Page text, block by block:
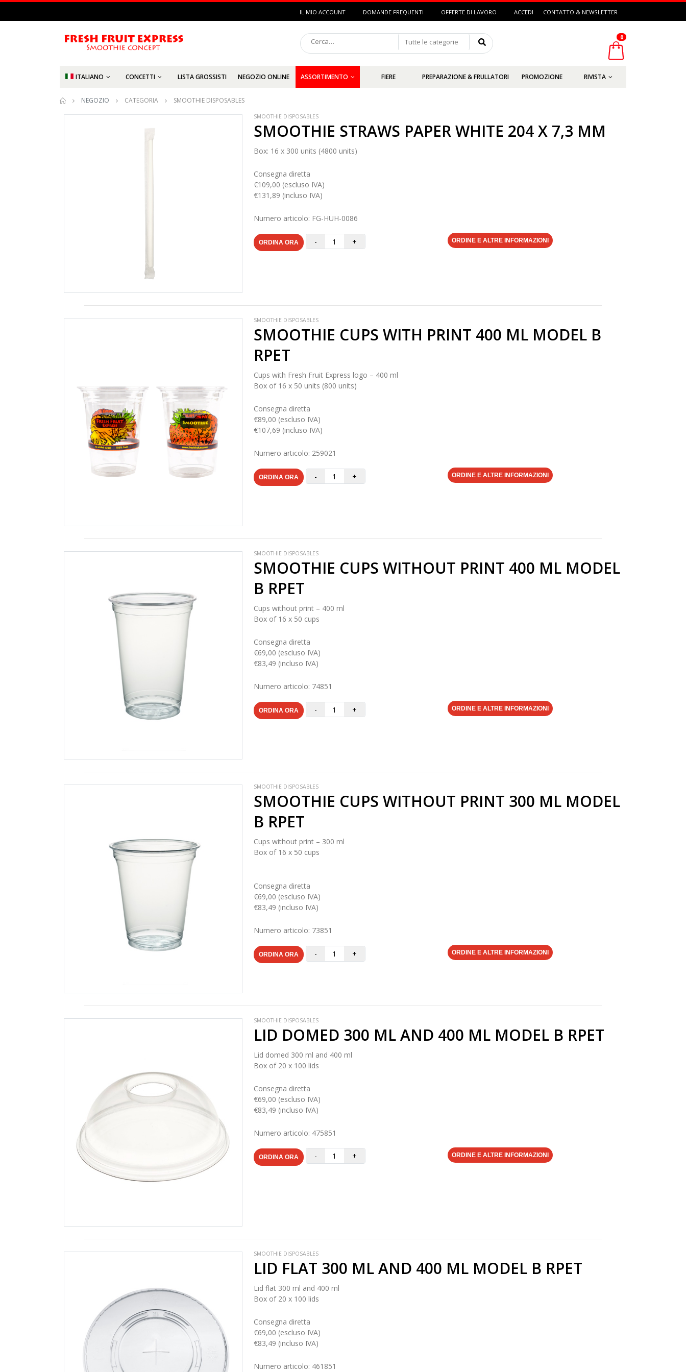
IL MIO ACCOUNT DOMANDE FREQUENTI OFFERTE DI LAVORO ACCEDI CONTATTO & NEWSLETTER
Tutte le categorie
0
ITALIANO CONCETTI LISTA GROSSISTI NEGOZIO ONLINE ASSORTIMENTO FIERE PREPARAZIONE & FRULLATORI PROMOZIONE RIVISTA
NEGOZIO CATEGORIA SMOOTHIE DISPOSABLES
SMOOTHIE DISPOSABLES
SMOOTHIE STRAWS PAPER WHITE 204 X 7,3 MM
Box: 16 x 300 units (4800 units)
Consegna diretta
€109,00 (escluso IVA)
€131,89 (incluso IVA)
Numero articolo: FG-HUH-0086
ORDINA ORA - + ORDINE E ALTRE INFORMAZIONI
SMOOTHIE DISPOSABLES
SMOOTHIE CUPS WITH PRINT 400 ML MODEL B
RPET
Cups with Fresh Fruit Express logo – 400 ml
Box of 16 x 50 units (800 units)
Consegna diretta
€89,00 (escluso IVA)
€107,69 (incluso IVA)
Numero articolo: 259021
ORDINA ORA - + ORDINE E ALTRE INFORMAZIONI
SMOOTHIE DISPOSABLES
SMOOTHIE CUPS WITHOUT PRINT 400 ML MODEL
B RPET
Cups without print – 400 ml
Box of 16 x 50 cups
Consegna diretta
€69,00 (escluso IVA)
€83,49 (incluso IVA)
Numero articolo: 74851
ORDINA ORA - + ORDINE E ALTRE INFORMAZIONI
SMOOTHIE DISPOSABLES
SMOOTHIE CUPS WITHOUT PRINT 300 ML MODEL
B RPET
Cups without print – 300 ml
Box of 16 x 50 cups
Consegna diretta
€69,00 (escluso IVA)
€83,49 (incluso IVA)
Numero articolo: 73851
ORDINA ORA - + ORDINE E ALTRE INFORMAZIONI
SMOOTHIE DISPOSABLES
LID DOMED 300 ML AND 400 ML MODEL B RPET
Lid domed 300 ml and 400 ml
Box of 20 x 100 lids
Consegna diretta
€69,00 (escluso IVA)
€83,49 (incluso IVA)
Numero articolo: 475851
ORDINA ORA - + ORDINE E ALTRE INFORMAZIONI
SMOOTHIE DISPOSABLES
LID FLAT 300 ML AND 400 ML MODEL B RPET
Lid flat 300 ml and 400 ml
Box of 20 x 100 lids
Consegna diretta
€69,00 (escluso IVA)
€83,49 (incluso IVA)
Numero articolo: 461851